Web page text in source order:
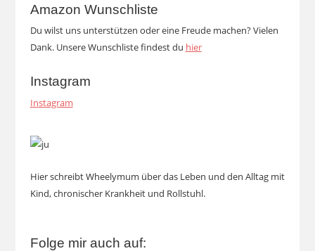
Amazon Wunschliste
Du wilst uns unterstützen oder eine Freude machen? Vielen
Dank. Unsere Wunschliste findest du hier
Instagram
Instagram
Hier schreibt Wheelymum über das Leben und den Alltag mit
Kind, chronischer Krankheit und Rollstuhl.
Folge mir auch auf: